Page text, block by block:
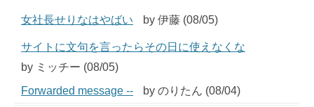
女社長せりなはやばい by 伊藤 (08/05)
サイトに文句を言ったらその日に使えなくな
by ミッチー (08/05)
Forwarded message --
by のりたん (08/04)